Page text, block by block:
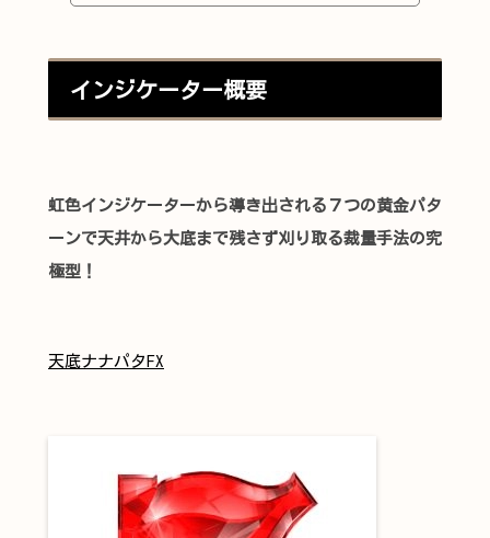
インジケーター概要
虹色インジケーターから導き出される７つの黄金パタ
ーンで天井から大底まで残さず刈り取る裁量手法の究
極型！
天底ナナパタFX